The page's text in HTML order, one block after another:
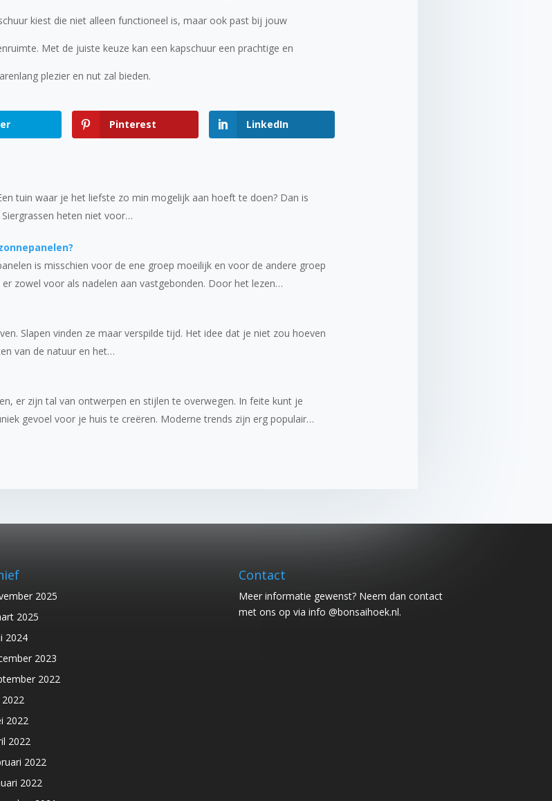
kiest die niet alleen functioneel is, maar ook past bij jouw
Met de juiste keuze kan een kapschuur een prachtige en
plezier en nut zal bieden.
Pinterest LinkedIn
tuin waar je het liefste zo min mogelijk aan hoeft te doen? Dan is
heten niet voor…
is misschien voor de ene groep moeilijk en voor de andere groep
zowel voor als nadelen aan vastgebonden. Door het lezen…
Slapen vinden ze maar verspilde tijd. Het idee dat je niet zou hoeven
van de natuur en het…
er zijn tal van ontwerpen en stijlen te overwegen. In feite kunt je
gevoel voor je huis te creëren. Moderne trends zijn erg populair…
2025
2025
2024
2023
2022
2022
2022
2022
2022
Contact
Meer informatie gewenst? Neem dan contact
met ons op via info @bonsaihoek.nl.